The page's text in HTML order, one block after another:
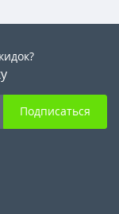
Подписаться